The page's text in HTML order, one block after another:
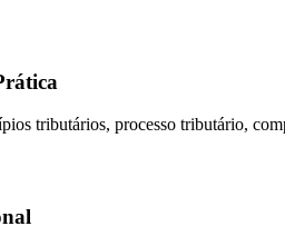
tributários, processo tributário,